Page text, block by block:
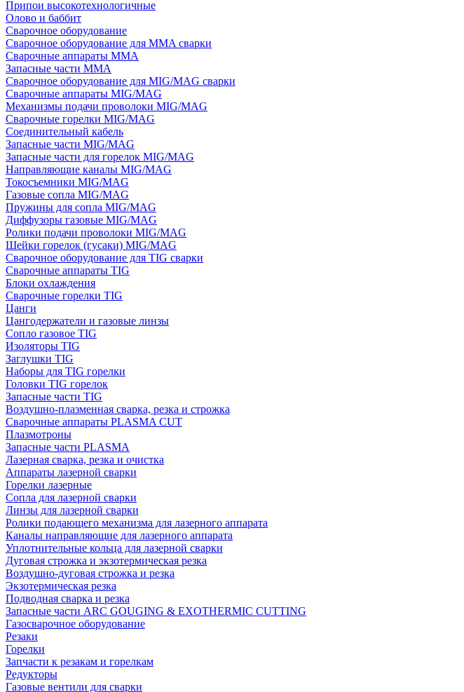
Припои высокотехнологичные
Олово и баббит
Сварочное оборудование
Сварочное оборудование для MMA сварки
Сварочные аппараты MMA
Запасные части MMA
Сварочное оборудование для MIG/MAG сварки
Сварочные аппараты MIG/MAG
Механизмы подачи проволоки MIG/MAG
Сварочные горелки MIG/MAG
Соединительный кабель
Запасные части MIG/MAG
Запасные части для горелок MIG/MAG
Направляющие каналы MIG/MAG
Токосъемники MIG/MAG
Газовые сопла MIG/MAG
Пружины для сопла MIG/MAG
Диффузоры газовые MIG/MAG
Ролики подачи проволоки MIG/MAG
Шейки горелок (гусаки) MIG/MAG
Сварочное оборудование для TIG сварки
Сварочные аппараты TIG
Блоки охлаждения
Сварочные горелки TIG
Цанги
Цангодержатели и газовые линзы
Сопло газовое TIG
Изоляторы TIG
Заглушки TIG
Наборы для TIG горелки
Головки TIG горелок
Запасные части TIG
Воздушно-плазменная сварка, резка и строжка
Сварочные аппараты PLASMA CUT
Плазмотроны
Запасные части PLASMA
Лазерная сварка, резка и очистка
Аппараты лазерной сварки
Горелки лазерные
Сопла для лазерной сварки
Линзы для лазерной сварки
Ролики подающего механизма для лазерного аппарата
Каналы направляющие для лазерного аппарата
Уплотнительные кольца для лазерной сварки
Дуговая строжка и экзотермическая резка
Воздушно-дуговая строжка и резка
Экзотермическая резка
Подводная сварка и резка
Запасные части ARC GOUGING & EXOTHERMIC CUTTING
Газосварочное оборудование
Резаки
Горелки
Запчасти к резакам и горелкам
Редукторы
Газовые вентили для сварки